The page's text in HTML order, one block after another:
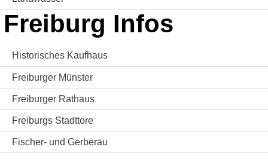
Freiburg Infos
Historisches Kaufhaus
Freiburger Münster
Freiburger Rathaus
Freiburgs Stadttore
Fischer- und Gerberau